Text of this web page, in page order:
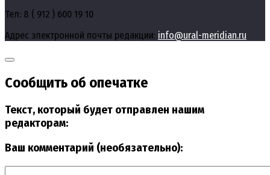
Тел: 8 ( 912 ) 600 19 10
Адрес электронной почты редакции: info@ural-meridian.ru
Сообщить об опечатке
Текст, который будет отправлен нашим
редакторам:
Ваш комментарий (необязательно):